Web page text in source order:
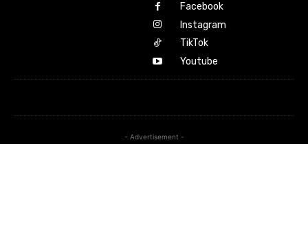
Facebook
Instagram
TikTok
Youtube
- Advertisement -